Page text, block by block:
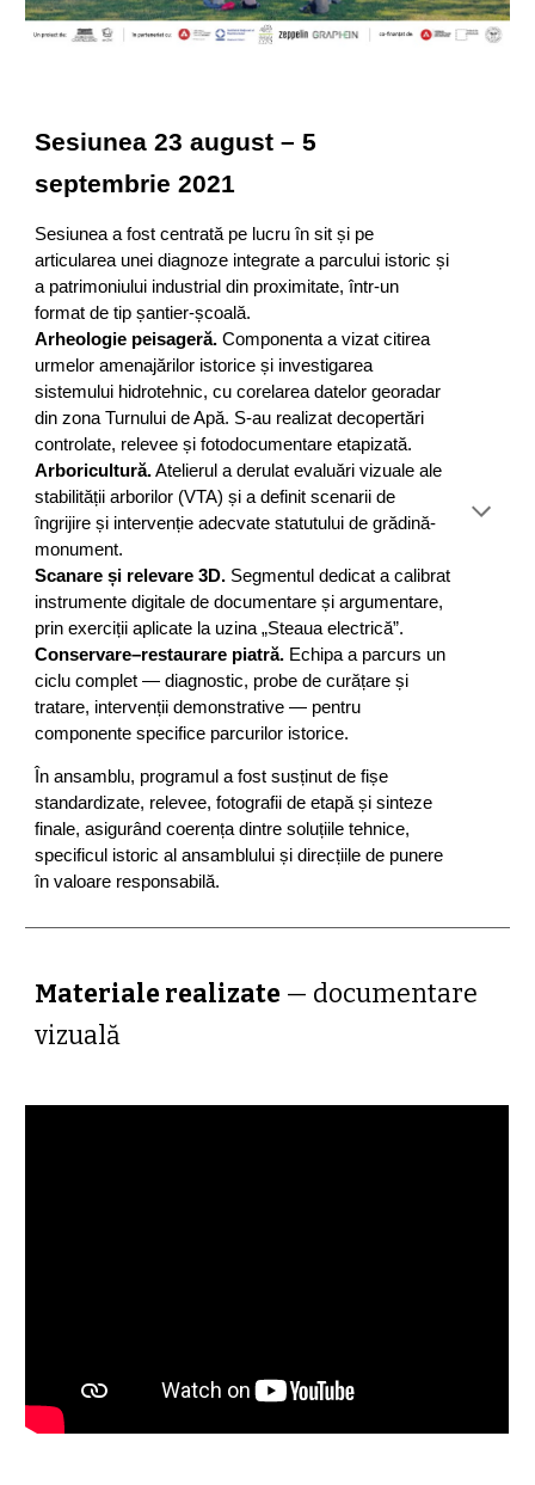
Sesiunea23 august – 5
septembrie 2021
Sesiunea a fost centrată pe lucru în sit și pe
articularea unei diagnoze integrate a parcului istoric și
a patrimoniului industrial din proximitate, într-un
format de tip șantier-școală.
Arheologie peisageră. Componenta a vizat citirea
urmelor amenajărilor istorice și investigarea
sistemului hidrotehnic, cu corelarea datelor georadar
din zona Turnului de Apă. S-au realizat decopertări
controlate, relevee și fotodocumentare etapizată.
Arboricultură.Atelierul a derulat evaluări vizuale ale
stabilității arborilor (VTA) și a definit scenarii de
îngrijire și intervenție adecvate statutului de grădină-
monument.
Scanare și relevare 3D. Segmentul dedicat a calibrat
instrumente digitale de documentare și argumentare,
prin exerciții aplicate la uzina „Steaua electrică”.
Conservare–restaurare piatră. Echipa a parcurs un
ciclu complet — diagnostic, probe de curățare și
tratare, intervenții demonstrative — pentru
componente specifice parcurilor istorice.
În ansamblu, programul a fost susținut de fișe
standardizate, relevee, fotografii de etapă și sinteze
finale, asigurând coerența dintre soluțiile tehnice,
specificul istoric al ansamblului și direcțiile de punere
în valoare responsabilă.
Materiale realizate — documentare
vizuală